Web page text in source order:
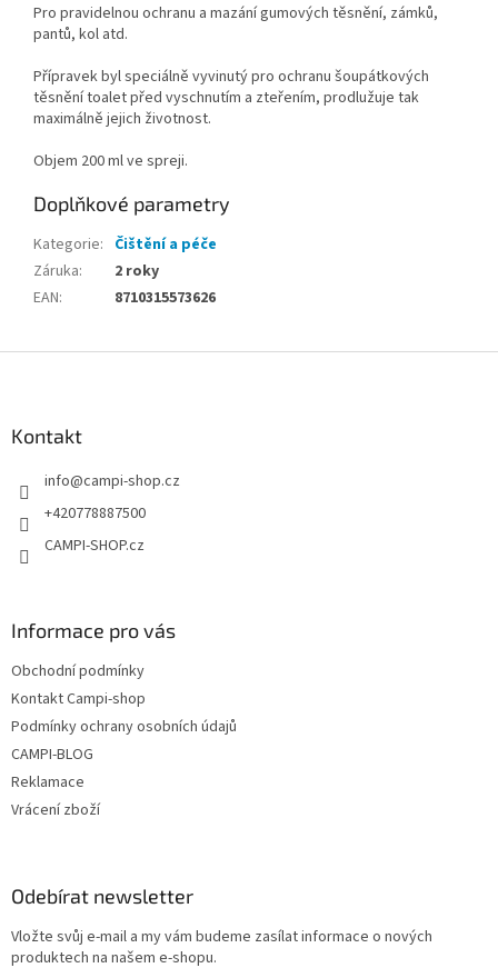
Pro pravidelnou ochranu a mazání gumových těsnění, zámků,
pantů, kol atd.
Přípravek byl speciálně vyvinutý pro ochranu šoupátkových
těsnění toalet před vyschnutím a zteřením, prodlužuje tak
maximálně jejich životnost.
Objem 200 ml ve spreji.
Doplňkové parametry
Kategorie: Čištění a péče
Záruka:
2 roky
EAN: 8710315573626
Kontakt
info@campi-shop.cz
+420778887500
CAMPI-SHOP.cz
Informace pro vás
Obchodní podmínky
Kontakt Campi-shop
Podmínky ochrany osobních údajů
CAMPI-BLOG
Reklamace
Vrácení zboží
Odebírat newsletter
Vložte svůj e-mail a my vám budeme zasílat informace o nových
produktech na našem e-shopu.